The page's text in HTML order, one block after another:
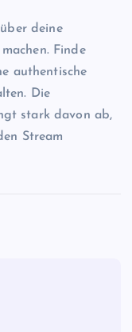
deine
Finde
authentische
Die
stark davon ab,
Stream